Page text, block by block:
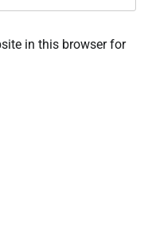
in this browser for